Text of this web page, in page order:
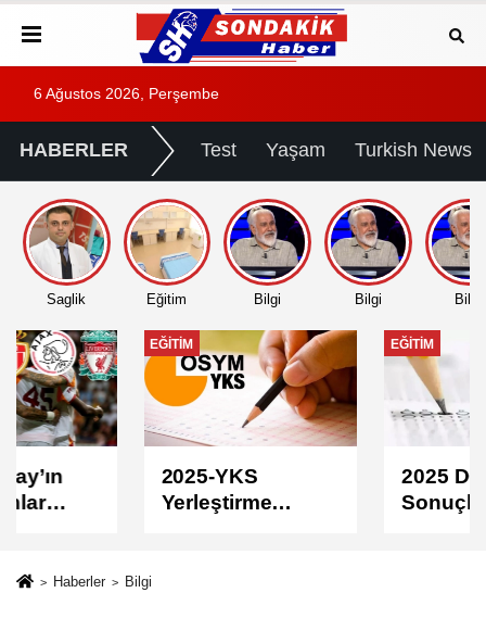
6 Ağustos 2026, Perşembe
HABERLER Test Yaşam Turkish News
Saglik Eğitim Bilgi Bilgi Bilgi
EĞITIM
2025-YKS
Yerleştirme
Sonuçlar
EĞITIM
2025 DGS Sınav
Sonuçları
Haberler Bilgi